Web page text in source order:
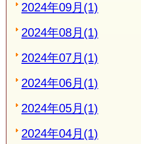
2024年09月(1)
2024年08月(1)
2024年07月(1)
2024年06月(1)
2024年05月(1)
2024年04月(1)